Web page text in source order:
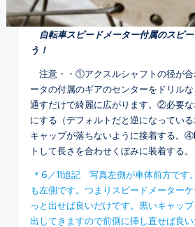
自転車スピードメーター付属のスピ
う！
注意・・①アクスルシャフトの径が合
ータの付属のギアのセンターをドリル
通すだけで綺麗に広がります。②必要
にする（デフォルトだと逆になってい
キャップが落ちないように接着する。
トして長さを合わせくぼみに装着する。
＊6／11追記 写真左側が車体前方です
も左側です。つまりスピードメーター
っと出せば良いだけです。黒いキャッ
出してきますので前側に挿し直せば良い